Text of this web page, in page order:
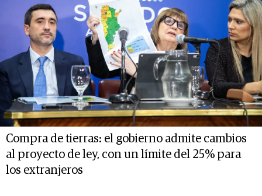
Compra de tierras: el gobierno admite cambios
al proyecto de ley, con un límite del 25% para
los extranjeros